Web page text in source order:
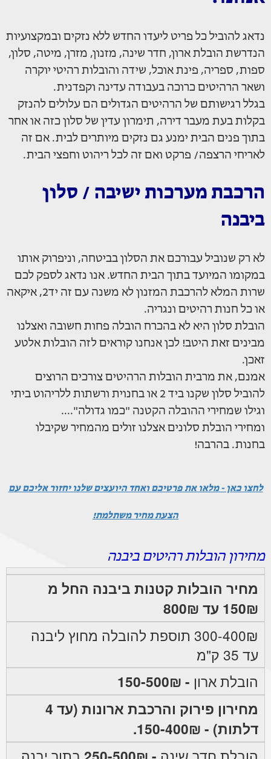
נדאג להוביל כל פריט ליעדו החדש ללא נזקים ובמקצועיות
הנדרשת הובלת ארון, חדר שינה, מזנון, מזרן, מיטה, סלון,
ספות, ספריה, פינת אוכל, שידה והובלות רהיטי יוקרה
ושאר הרהיטים כרוכה בעבודה עדינה וקפדנית.
בגלל רגישותם של הרהיטים הגדולים הם עלולים להנזק
בקלות בעת מעבר דירה, תימרון עדין של סלון כזה או אחר
בתוך פנים הבית ימנע גם נזקים מיותרים לבית. אם זה
לאריחי הרצפה/ פרקט ואם זה לכל ריהוט וחפצי הבית.
הרכבת מערכות ישיבה / סלון
ביבנה
לא רק שנוביל עבורכם את הסלון בביטחה, וניפרוק אותו
במקומו המיועד בתוך הבית החדש. אנו נדאג לספק לכם
שרות המלא להרכבת המזנון לא משנה עם זה יד2, איקאה
או כל חנות רהיטים ונגריה.
הובלת סלון היא לא בהכרח הובלה פחות חשובה ואצלנו
מבינים זאת היטב! לכן אנחנו קוראים לזה הובלות אלטע
זאכן.
אמנם, את מרבית הובלות הרהיטים צורכים הרוצים
להוביל סלון שקנו ביד 2 או בחנוית ורשתות ללריהוט ביתי
וגילו שמחירי ההובלה הקטנה "כמו גדולה"....
ומחירי הובלת סלונים אצלנו זולים מהמחיר שקיבלו
בחנות. בהרבה!
לחצו כאן - מלאו את פרטיכם ואחד היועצים שלנו יחזור אליכם עם
הצעת מחיר משתלמת!
מחירון הובלות רהיטים ביבנה
מחיר הובלות קטנות ביבנה החל מ
150₪ עד 800₪
300-400₪ תוספת להובלה מחוץ ליבנה
עד 35 ק"מ
הובלת ארון - 150-500₪
מחירון פירוק והרכבת ארונות (עד 4
דלתות) - 150-400₪.